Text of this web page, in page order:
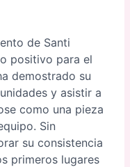
de Santi
positivo para el
demostrado su
y asistir a
como una pieza
Sin
su consistencia
primeros lugares